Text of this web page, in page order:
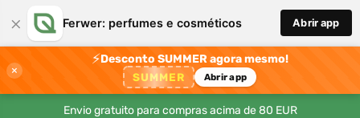
× Ferwer: perfumes e cosméticos Abrir app
×
⚡Desconto SUMMER agora mesmo!
SUMMER Abrir app
Envio gratuito para compras acima de 80 EUR